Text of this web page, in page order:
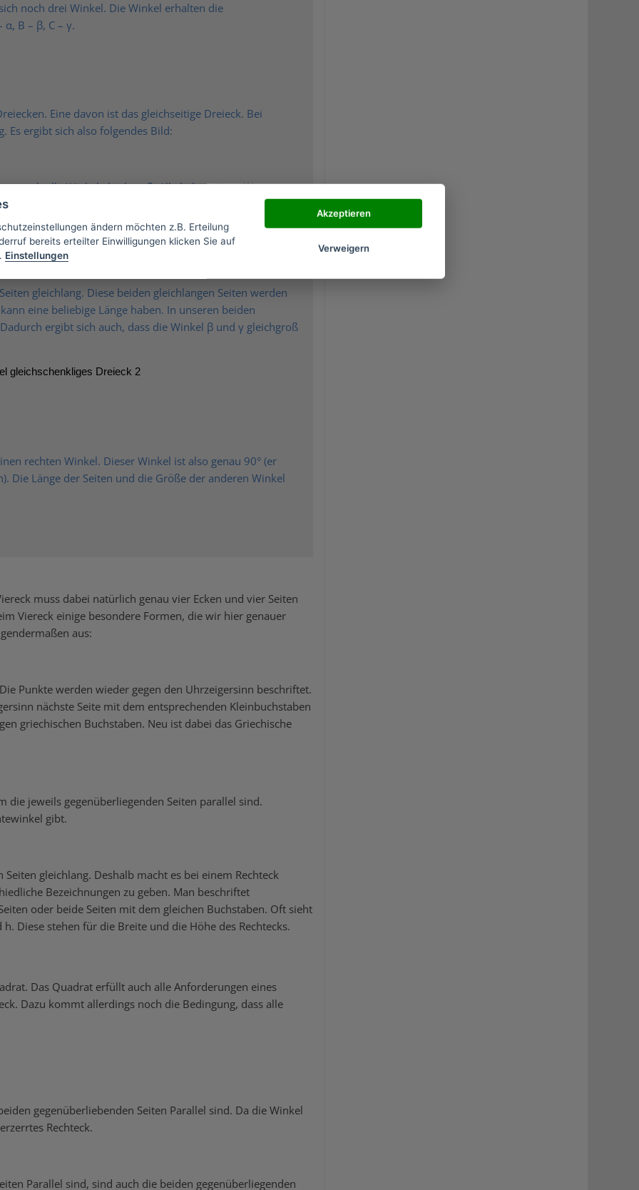
noch drei Winkel. Die Winkel erhalten die
B – β, C – γ.
Eine davon ist das gleichseitige Dreieck. Bei
Es ergibt sich also folgendes Bild:
auch alle Winkel gleichgroß. Alle haben einen Wert von
gleichlang. Diese beiden gleichlangen Seiten werden
eine beliebige Länge haben. In unseren beiden
ergibt sich auch, dass die Winkel β und γ gleichgroß
rechten Winkel. Dieser Winkel ist also genau 90° (er
Die Länge der Seiten und die Größe der anderen Winkel
muss dabei natürlich genau vier Ecken und vier Seiten
Viereck einige besondere Formen, die wir hier genauer
aus:
Punkte werden wieder gegen den Uhrzeigersinn beschriftet.
nächste Seite mit dem entsprechenden Kleinbuchstaben
griechischen Buchstaben. Neu ist dabei das Griechische
die jeweils gegenüberliegenden Seiten parallel sind.
gibt.
gleichlang. Deshalb macht es bei einem Rechteck
Bezeichnungen zu geben. Man beschriftet
oder beide Seiten mit dem gleichen Buchstaben. Oft sieht
Diese stehen für die Breite und die Höhe des Rechtecks.
Das Quadrat erfüllt auch alle Anforderungen eines
Dazu kommt allerdings noch die Bedingung, dass alle
gegenüberliebenden Seiten Parallel sind. Da die Winkel
Rechteck.
Parallel sind, sind auch die beiden gegenüberliegenden
ändern möchten z.B. Erteilung
bereits erteilter Einwilligungen klicken Sie auf
Einstellungen
Akzeptieren
Verweigern